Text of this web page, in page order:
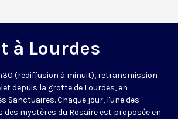
à Lourdes
(rediffusion à minuit), retransmission
depuis la grotte de Lourdes, en
Sanctuaires. Chaque jour, l'une des
mystères du Rosaire est proposée en